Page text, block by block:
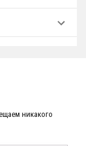
никакого